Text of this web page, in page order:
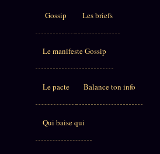
Gossip Les briefs
Le manifeste Gossip
Le pacte Balance ton info
Qui baise qui